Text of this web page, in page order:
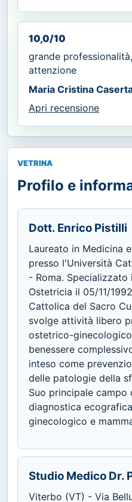
10,0/10
grande
attenzione
Maria Cristina
Apri recensione
VETRINA
Profilo e
Dott. Enrico Pistilli
Laureato in Medicina
presso l'Università
- Roma.
Ostetricia il 05/11/
Cattolica del Sacro
svolge attività libero
ostetrico-
benessere
inteso come
delle patologie della
Suo principale campo
diagnostica
ginecologico e
Studio Medico Dr.
Viterbo (VT) - Via